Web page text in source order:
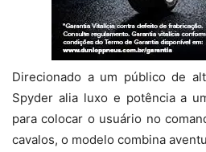
Direcionado a um público de
Spyder alia luxo e potência a
para colocar o usuário no
cavalos, o modelo combina